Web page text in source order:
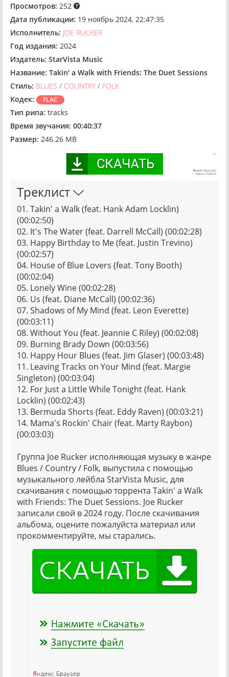
Просмотров: 252
Дата публикации: 19 ноябрь 2024, 22:47:35
Исполнитель: JOE RUCKER
Год издания: 2024
Издатель: StarVista Music
Название: Takin' a Walk with Friends: The Duet Sessions
Стиль: BLUES / COUNTRY / FOLK
Кодек:
FLAC
Тип рипа: tracks
Время звучания: 00:40:37
Размер: 246.26 MB
Треклист
01. Takin' a Walk (feat. Hank Adam Locklin)
(00:02:50)
02. It's The Water (feat. Darrell McCall) (00:02:28)
03. Happy Birthday to Me (feat. Justin Trevino)
(00:02:57)
04. House of Blue Lovers (feat. Tony Booth)
(00:02:04)
05. Lonely Wine (00:02:28)
06. Us (feat. Diane McCall) (00:02:36)
07. Shadows of My Mind (feat. Leon Everette)
(00:03:11)
08. Without You (feat. Jeannie C Riley) (00:02:08)
09. Burning Brady Down (00:03:56)
10. Happy Hour Blues (feat. Jim Glaser) (00:03:48)
11. Leaving Tracks on Your Mind (feat. Margie
Singleton) (00:03:04)
12. For Just a Little While Tonight (feat. Hank
Locklin) (00:02:43)
13. Bermuda Shorts (feat. Eddy Raven) (00:03:21)
14. Mama's Rockin' Chair (feat. Marty Raybon)
(00:03:03)
Группа Joe Rucker исполняющая музыку в жанре
Blues / Country / Folk, выпустила с помощью
музыкального лейбла StarVista Music, для
скачивания с помощью торрента Takin' a Walk
with Friends: The Duet Sessions. Joe Rucker
записали свой в 2024 году. После скачивания
альбома, оцените пожалуйста материал или
прокомментируйте, мы старались.